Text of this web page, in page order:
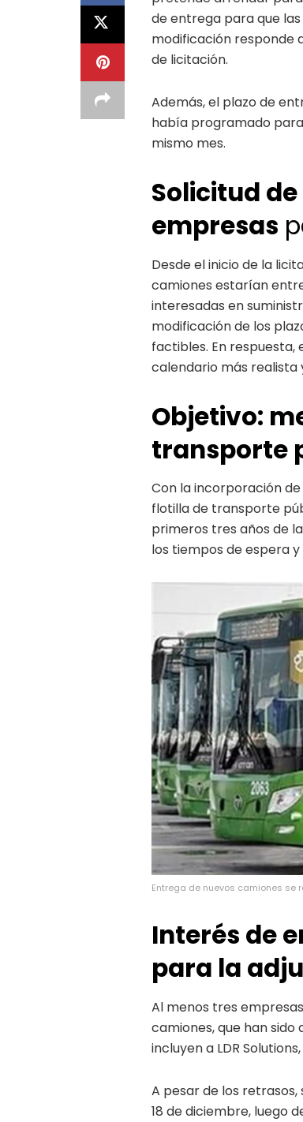
de entrega para que
modificación responde
de licitación.
Además, el plazo de
había programado para
mismo mes.
Solicitud
empresas
Desde el inicio de la
camiones estarían
interesadas en
modificación de los
factibles. En respuesta,
calendario más realista
Objetivo:
transporte
Con la incorporación
flotilla de transporte
primeros tres años de
los tiempos de espera
Entrega de nuevos camiones se
Interés de
para la
Al menos tres
camiones, que han sido
incluyen a LDR
A pesar de los
18 de diciembre, luego